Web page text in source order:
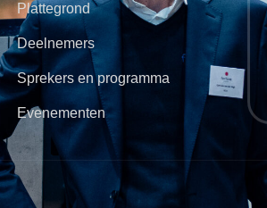
Plattegrond
Deelnemers
Sprekers en programma
Evenementen